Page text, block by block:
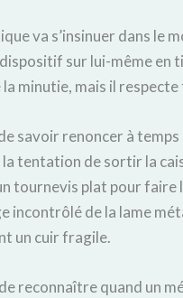
va s’insinuer dans
sur lui-même en
minutie, mais il
savoir renoncer à temps
la tentation de sortir la
tournevis plat pour
incontrôlé de la lame
un cuir fragile.
reconnaître quand un